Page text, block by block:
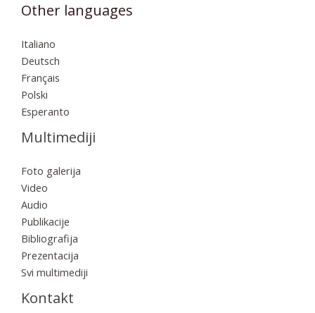
Other languages
Italiano
Deutsch
Français
Polski
Esperanto
Multimediji
Foto galerija
Video
Audio
Publikacije
Bibliografija
Prezentacija
Svi multimediji
Kontakt